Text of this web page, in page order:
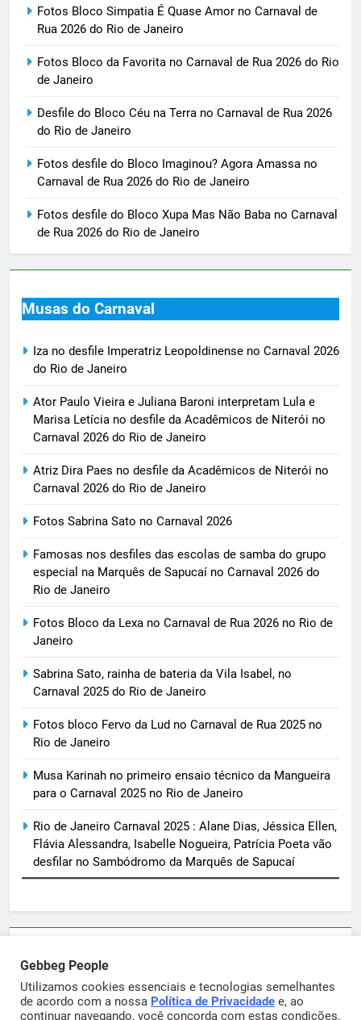
Fotos Bloco Simpatia É Quase Amor no Carnaval de
Rua 2026 do Rio de Janeiro
Fotos Bloco da Favorita no Carnaval de Rua 2026 do Rio
de Janeiro
Desfile do Bloco Céu na Terra no Carnaval de Rua 2026
do Rio de Janeiro
Fotos desfile do Bloco Imaginou? Agora Amassa no
Carnaval de Rua 2026 do Rio de Janeiro
Fotos desfile do Bloco Xupa Mas Não Baba no Carnaval
de Rua 2026 do Rio de Janeiro
Musas do Carnaval
Iza no desfile Imperatriz Leopoldinense no Carnaval 2026
do Rio de Janeiro
Ator Paulo Vieira e Juliana Baroni interpretam Lula e
Marisa Letícia no desfile da Acadêmicos de Niterói no
Carnaval 2026 do Rio de Janeiro
Atriz Dira Paes no desfile da Acadêmicos de Niterói no
Carnaval 2026 do Rio de Janeiro
Fotos Sabrina Sato no Carnaval 2026
Famosas nos desfiles das escolas de samba do grupo
especial na Marquês de Sapucaí no Carnaval 2026 do
Rio de Janeiro
Fotos Bloco da Lexa no Carnaval de Rua 2026 no Rio de
Janeiro
Sabrina Sato, rainha de bateria da Vila Isabel, no
Carnaval 2025 do Rio de Janeiro
Fotos bloco Fervo da Lud no Carnaval de Rua 2025 no
Rio de Janeiro
Musa Karinah no primeiro ensaio técnico da Mangueira
para o Carnaval 2025 no Rio de Janeiro
Rio de Janeiro Carnaval 2025 : Alane Dias, Jéssica Ellen,
Flávia Alessandra, Isabelle Nogueira, Patrícia Poeta vão
desfilar no Sambódromo da Marquês de Sapucaí
sortimentos@yahoo.com.br
Gebbeg People
Utilizamos cookies essenciais e tecnologias semelhantes
de acordo com a nossa Política de Privacidade e, ao
continuar navegando, você concorda com estas condições.